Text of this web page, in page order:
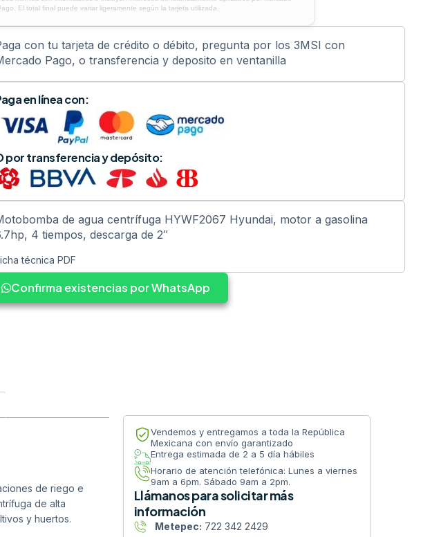
El total final puede variar ligeramente según la tarjeta utilizada.
con tu tarjeta de crédito o débito, pregunta por los 3MSI con
Pago, o transferencia y deposito en ventanilla
en línea con:
por transferencia y depósito:
de agua centrífuga HYWF2067 Hyundai, motor a gasolina
4 tiempos, descarga de 2″
técnica PDF
Confirma existencias por WhatsApp
de riego e
de alta
y huertos.
Vendemos y entregamos a toda la República
Mexicana con envío garantizado
Entrega estimada de 2 a 5 día hábiles
Horario de atención telefónica: Lunes a viernes
9am a 6pm. Sábado 9am a 2pm.
Llámanos para solicitar más
información
Metepec: 722 342 2429